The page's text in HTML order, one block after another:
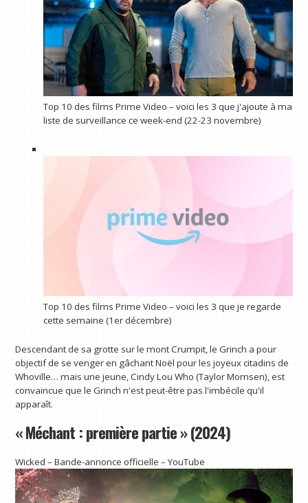
Top 10 des films Prime Video – voici les 3 que j'ajoute à ma
liste de surveillance ce week-end (22-23 novembre)
Top 10 des films Prime Video – voici les 3 que je regarde
cette semaine (1er décembre)
Descendant de sa grotte sur le mont Crumpit, le Grinch a pour
objectif de se venger en gâchant Noël pour les joyeux citadins de
Whoville… mais une jeune, Cindy Lou Who (Taylor Momsen), est
convaincue que le Grinch n'est peut-être pas l'imbécile qu'il
apparaît.
« Méchant : première partie » (2024)
Wicked – Bande-annonce officielle – YouTube